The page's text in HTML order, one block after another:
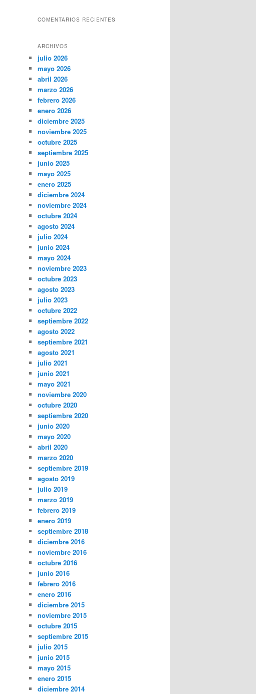
COMENTARIOS RECIENTES
ARCHIVOS
julio 2026
mayo 2026
abril 2026
marzo 2026
febrero 2026
enero 2026
diciembre 2025
noviembre 2025
octubre 2025
septiembre 2025
junio 2025
mayo 2025
enero 2025
diciembre 2024
noviembre 2024
octubre 2024
agosto 2024
julio 2024
junio 2024
mayo 2024
noviembre 2023
octubre 2023
agosto 2023
julio 2023
octubre 2022
septiembre 2022
agosto 2022
septiembre 2021
agosto 2021
julio 2021
junio 2021
mayo 2021
noviembre 2020
octubre 2020
septiembre 2020
junio 2020
mayo 2020
abril 2020
marzo 2020
septiembre 2019
agosto 2019
julio 2019
marzo 2019
febrero 2019
enero 2019
septiembre 2018
diciembre 2016
noviembre 2016
octubre 2016
junio 2016
febrero 2016
enero 2016
diciembre 2015
noviembre 2015
octubre 2015
septiembre 2015
julio 2015
junio 2015
mayo 2015
enero 2015
diciembre 2014